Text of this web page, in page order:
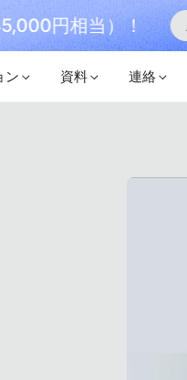
円相当）！
ン 資料 連絡